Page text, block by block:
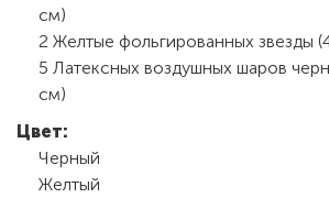
см)
2 Желтые фольгированных звезды
5 Латексных воздушных шаров
см)
Цвет:
Черный
Желтый